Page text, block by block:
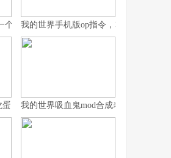
关于虚拟世界与想象边疆的探索
我的世界手机版op指令，掌控方块世
，一段古老传说的复苏之旅》
我的世界吸血鬼mod合成表，夜幕下的